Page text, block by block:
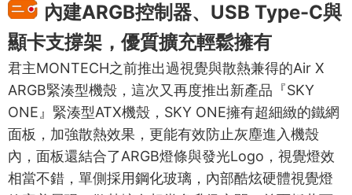
內建ARGB控制器、USB Type-C與
顯卡支撐架，優質擴充輕鬆擁有
君主MONTECH之前推出過視覺與散熱兼得的Air X
ARGB緊湊型機殼，這次又再度推出新產品『SKY
ONE』緊湊型ATX機殼，SKY ONE擁有超細緻的鐵網
面板，加強散熱效果，更能有效防止灰塵進入機殼
內，面板還結合了ARGB燈條與發光Logo，視覺燈效
相當不錯，單側採用鋼化玻璃，內部酷炫硬體視覺燈